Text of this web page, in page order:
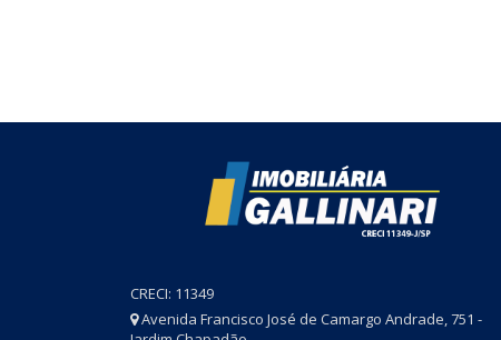
CRECI: 11349
Avenida Francisco José de Camargo Andrade, 751 -